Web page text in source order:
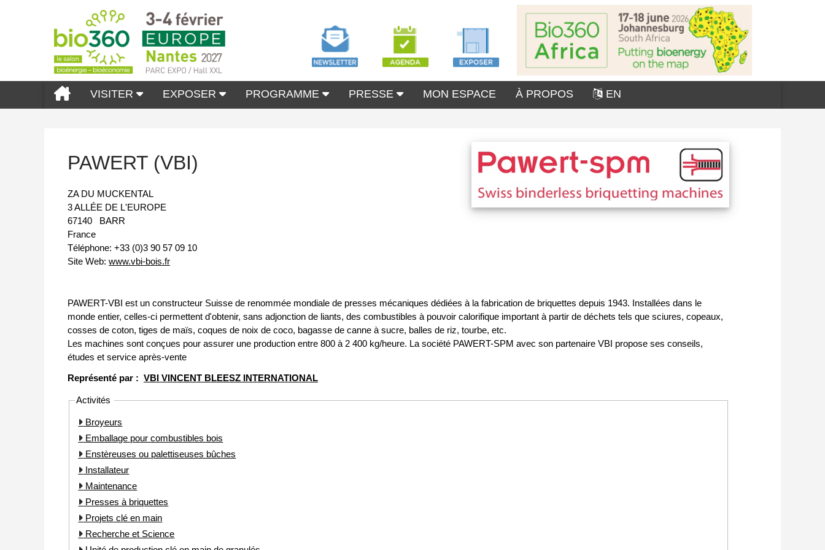
VISITER EXPOSER PROGRAMME PRESSE MON ESPACE À PROPOS EN
PAWERT (VBI)
ZA DU MUCKENTAL
3 ALLÉE DE L'EUROPE
67140
BARR
France
Téléphone: +33 (0)3 90 57 09 10
Site Web: www.vbi-bois.fr
PAWERT-VBI est un constructeur Suisse de renommée mondiale de presses mécaniques dédiées à la fabrication de briquettes depuis 1943. Installées dans le
monde entier, celles-ci permettent d'obtenir, sans adjonction de liants, des combustibles à pouvoir calorifique important à partir de déchets tels que sciures, copeaux,
cosses de coton, tiges de maïs, coques de noix de coco, bagasse de canne à sucre, balles de riz, tourbe, etc.
Les machines sont conçues pour assurer une production entre 800 à 2 400 kg/heure. La société PAWERT-SPM avec son partenaire VBI propose ses conseils,
études et service après-vente
Représenté par : VBI VINCENT BLEESZ INTERNATIONAL
Activités
Broyeurs
Emballage pour combustibles bois
Enstèreuses ou palettiseuses bûches
Installateur
Maintenance
Presses à briquettes
Projets clé en main
Recherche et Science